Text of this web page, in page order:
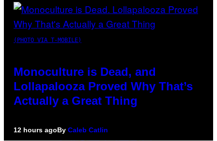
(PHOTO VIA T-MOBILE)
Monoculture is Dead, and
Lollapalooza Proved Why That’s
Actually a Great Thing
12 hours agoBy Caleb Catlin